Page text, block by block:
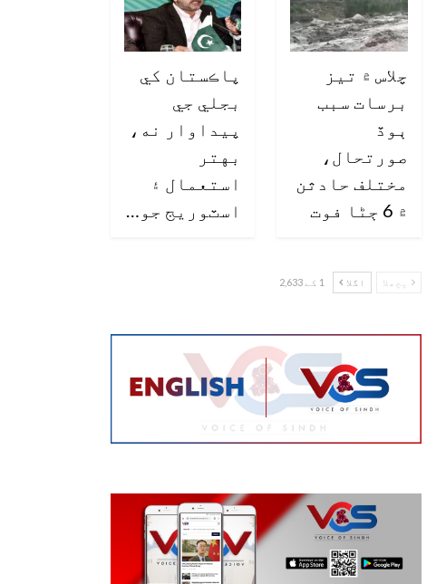
چلاس ۾ تيز
برسات سبب
ٻوڏ
صورتحال،
مختلف حادثن
۾ 6 ڄڻا فوت
پاڪستان کي
بجلي جي
پيداوار نه،
بهتر
استعمال ۽
اسٽوريج جو…
پچھلا اگلا 1 کے 2,633